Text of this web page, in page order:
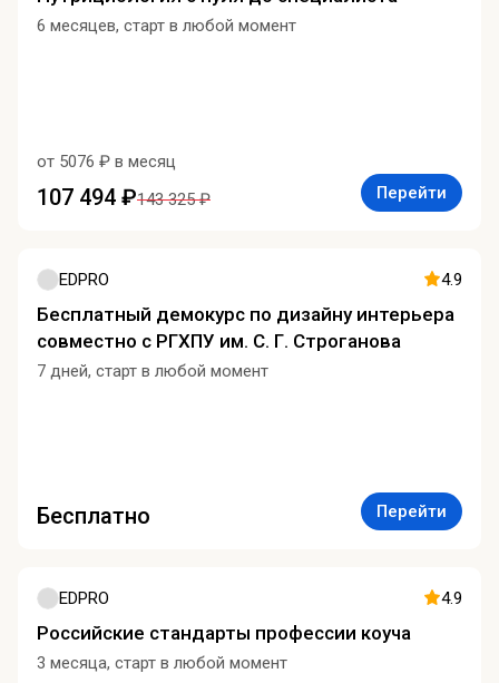
6 месяцев, старт в любой момент
от 5076 ₽ в месяц
107 494 ₽143 325 ₽ Перейти
EDPRO 4.9
Бесплатный демокурс по дизайну интерьера
совместно с РГХПУ им. С. Г. Строганова
7 дней, старт в любой момент
Бесплатно Перейти
EDPRO 4.9
Российские стандарты профессии коуча
3 месяца, старт в любой момент